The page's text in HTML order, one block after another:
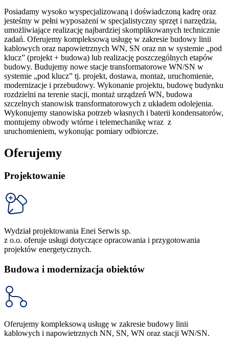
Posiadamy wysoko wyspecjalizowaną i doświadczoną kadrę oraz
jesteśmy w pełni wyposażeni w specjalistyczny sprzęt i narzędzia,
umożliwiające realizację najbardziej skomplikowanych technicznie
zadań. Oferujemy kompleksową usługę w zakresie budowy linii
kablowych oraz napowietrznych WN, SN oraz nn w systemie „pod
klucz” (projekt + budowa) lub realizację poszczególnych etapów
budowy. Budujemy nowe stacje transformatorowe WN/SN w
systemie „pod klucz” tj. projekt, dostawa, montaż, uruchomienie,
modernizacje i przebudowy. Wykonanie projektu, budowę budynku
rozdzielni na terenie stacji, montaż urządzeń WN, budowa
szczelnych stanowisk transformatorowych z układem odolejenia.
Wykonujemy stanowiska potrzeb własnych i baterii kondensatorów,
montujemy obwody wtórne i telemechanikę wraz z
uruchomieniem, wykonując pomiary odbiorcze.
Oferujemy
Projektowanie
Wydział projektowania Enei Serwis sp.
z o.o. oferuje usługi dotyczące opracowania i przygotowania
projektów energetycznych.
Budowa i modernizacja obiektów
Oferujemy kompleksową usługę w zakresie budowy linii
kablowych i napowietrznych NN, SN, WN oraz stacji WN/SN.